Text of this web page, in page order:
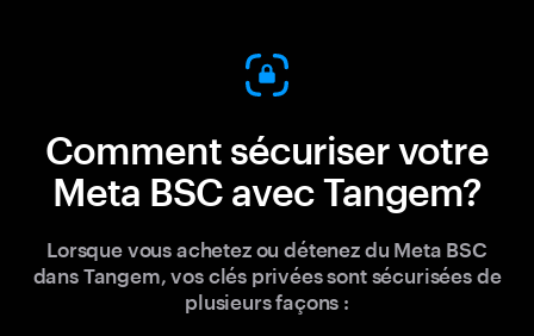
Comment sécuriser votre
Meta BSC avec Tangem?
Lorsque vous achetez ou détenez du Meta BSC
dans Tangem, vos clés privées sont sécurisées de
plusieurs façons :